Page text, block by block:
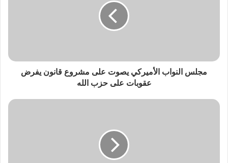
مجلس النواب الأميركي يصوت على مشروع قانون يفرض
عقوبات على حزب الله